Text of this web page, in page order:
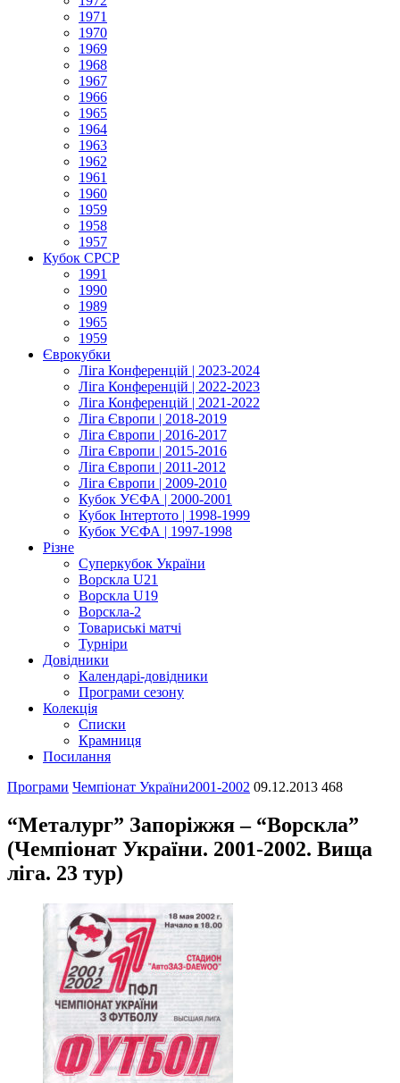
1971
1970
1969
1968
1967
1966
1965
1964
1963
1962
1961
1960
1959
1958
1957
Кубок СРСР
1991
1990
1989
1965
1959
Єврокубки
Ліга Конференцій | 2023-2024
Ліга Конференцій | 2022-2023
Ліга Конференцій | 2021-2022
Ліга Європи | 2018-2019
Ліга Європи | 2016-2017
Ліга Європи | 2015-2016
Ліга Європи | 2011-2012
Ліга Європи | 2009-2010
Кубок УЄФА | 2000-2001
Кубок Інтертото | 1998-1999
Кубок УЄФА | 1997-1998
Різне
Суперкубок України
Ворскла U21
Ворскла U19
Ворскла-2
Товариські матчі
Турніри
Довідники
Календарі-довідники
Програми сезону
Колекція
Списки
Крамниця
Посилання
Програми Чемпіонат України2001-2002 09.12.2013 468
“Металург” Запоріжжя – “Ворскла”
(Чемпіонат України. 2001-2002. Вища
ліга. 23 тур)